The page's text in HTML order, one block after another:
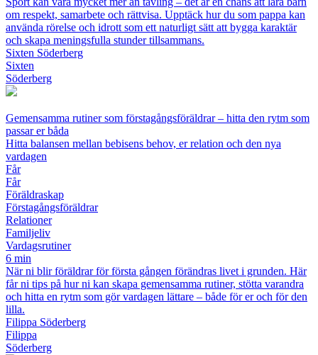
om respekt, samarbete och rättvisa. Upptäck hur du som pappa kan
använda rörelse och idrott som ett naturligt sätt att bygga karaktär
och skapa meningsfulla stunder tillsammans.
Sixten Söderberg
Sixten
Söderberg
Gemensamma rutiner som förstagångsföräldrar – hitta den rytm som
passar er båda
Hitta balansen mellan bebisens behov, er relation och den nya
vardagen
Får
Får
Föräldraskap
Förstagångsföräldrar
Relationer
Familjeliv
Vardagsrutiner
6 min
När ni blir föräldrar för första gången förändras livet i grunden. Här
får ni tips på hur ni kan skapa gemensamma rutiner, stötta varandra
och hitta en rytm som gör vardagen lättare – både för er och för den
lilla.
Filippa Söderberg
Filippa
Söderberg